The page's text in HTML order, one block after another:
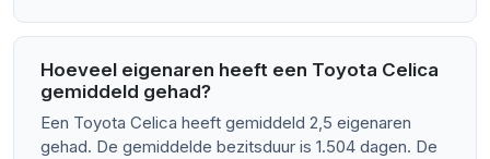
Hoeveel eigenaren heeft een Toyota Celica
gemiddeld gehad?
Een Toyota Celica heeft gemiddeld 2,5 eigenaren
gehad. De gemiddelde bezitsduur is 1.504 dagen. De